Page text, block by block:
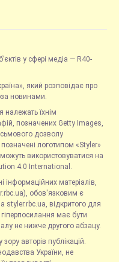
у сфері медіа — R40-
який розповідає про
новинами.
належать їхнім
позначених Getty Images,
дозволу
логотипом «Styler»
використовуватися на
4.0 International.
інформаційних матеріалів,
обов'язковим є
styler.rbc.ua, відкритого для
має бути
не нижче другого абзацу.
авторів публікацій.
України, не